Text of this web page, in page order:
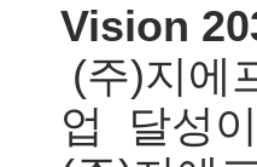
Vision
(주)지에
업 달성